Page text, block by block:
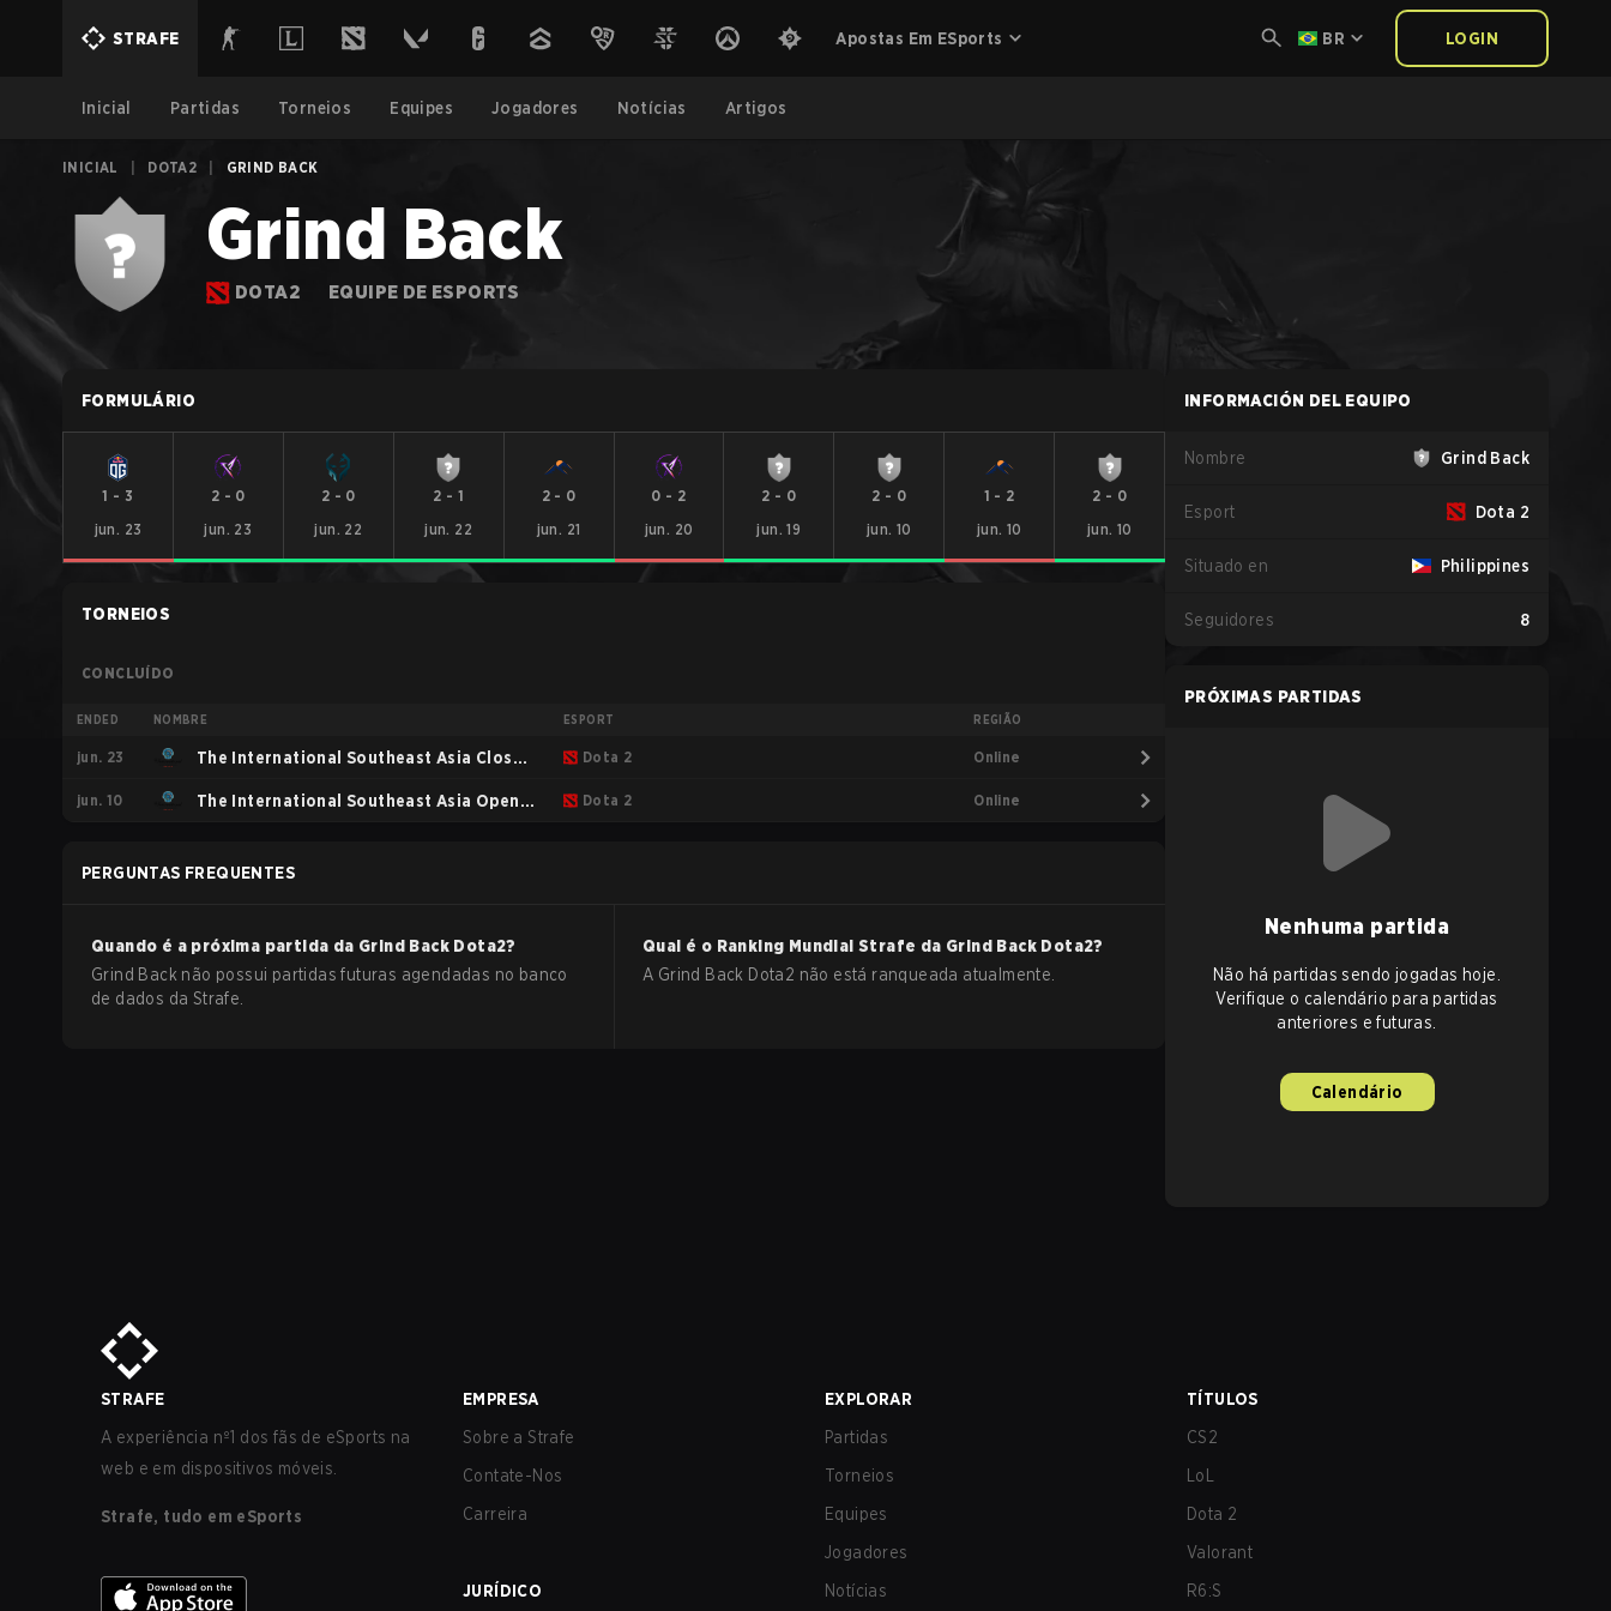
STRAFE Apostas Em ESports BR LOGIN
Inicial Partidas Torneios Equipes Jogadores Notícias Artigos
INICIAL DOTA2 GRIND BACK
Grind Back
DOTA2 EQUIPE DE ESPORTS
FORMULÁRIO
1 - 3
jun. 23
2 - 0
jun. 23
2 - 0
jun. 22
2 - 1
jun. 22
2- 0
jun. 21
0 - 2
jun. 20
2 - 0
jun. 19
2 - 0
jun. 10
1 - 2
jun. 10
2 - 0
jun. 10
TORNEIOS
CONCLUÍDO
ENDED NOMBRE ESPORT REGIÃO
jun. 23 The International Southeast Asia Closed
Qualifier
Dota 2 Online
jun. 10 The International Southeast Asia Open Dota 2 Online
PERGUNTAS FREQUENTES
Quando é a próxima partida da Grind Back Dota2?
Grind Back não possui partidas futuras agendadas no banco
de dados da Strafe.
Qual é o Ranking Mundial Strafe da Grind Back Dota2?
A Grind Back Dota2 não está ranqueada atualmente.
INFORMACIÓN DEL EQUIPO
Nombre Grind Back
Esport Dota 2
Situado en Philippines
Seguidores 8
PRÓXIMAS PARTIDAS
Nenhuma partida
Não há partidas sendo jogadas hoje.
Verifique o calendário para partidas
anteriores e futuras.
Calendário
STRAFE
A experiência nº1 dos fãs de eSports na
web e em dispositivos móveis.
Strafe, tudo em eSports
EMPRESA
Sobre a Strafe
Contate-Nos
Carreira
JURÍDICO
EXPLORAR
Partidas
Torneios
Equipes
Jogadores
Notícias
TÍTULOS
CS2
LoL
Dota 2
Valorant
R6:S